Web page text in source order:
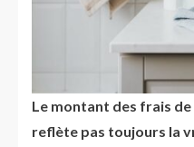
Le montant des frais
reflète pas toujours la